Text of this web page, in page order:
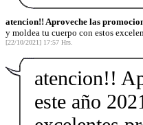
atencion!! Aproveche las
y moldea tu cuerpo con estos
[22/10/2021] 17:57 Hrs.
atencion!!
este año